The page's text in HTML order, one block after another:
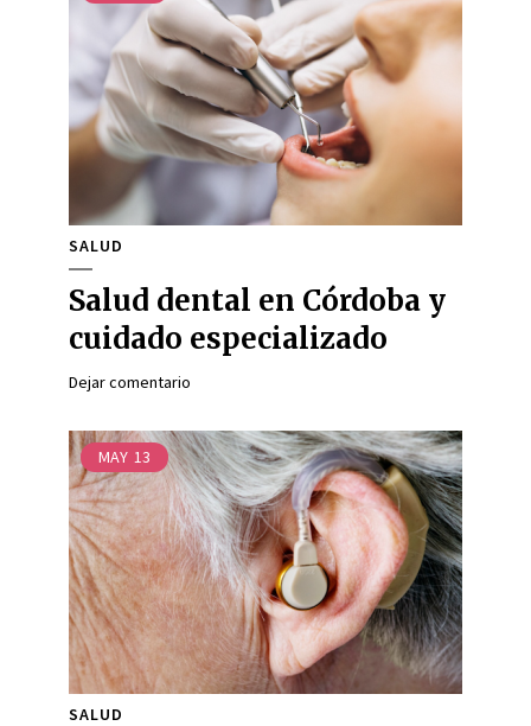
SALUD
Salud dental en Córdoba y
cuidado especializado
Dejar comentario
MAY 13
SALUD